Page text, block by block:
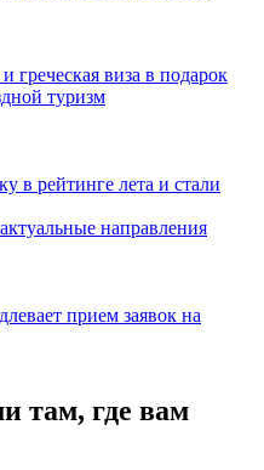
греческая виза в подарок
туризм
в рейтинге лета и стали
актуальные направления
прием заявок на
там, где вам